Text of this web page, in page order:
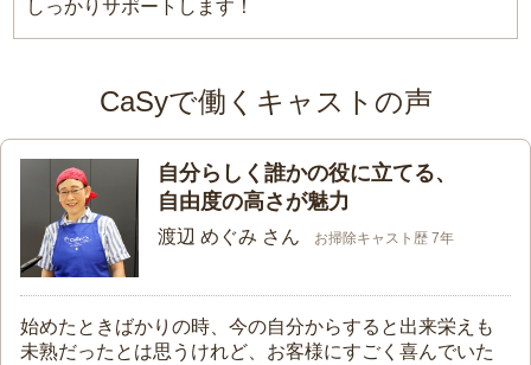
しっかりサポートします！
CaSyで働くキャストの声
自分らしく誰かの役に立てる、
自由度の高さが魅力
渡辺 めぐみ さん お掃除キャスト歴 7年
始めたときばかりの時、今の自分からすると出来栄えも
未熟だったとは思うけれど、お客様にすごく喜んでいた